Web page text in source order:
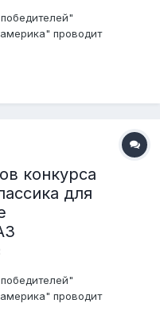
проводит
судьями будут
1. Транспортное
конкурса
для
проводит